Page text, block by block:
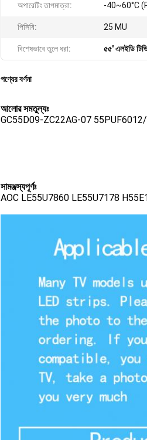
অপারেটিং তাপমাত্রা: -40~60°C
পিসিবি: 25 MU
বিশেষভাবে তুলে ধরা: ৫৫' এলইডি
পণ্যের বর্ণনা
আলোর সমতুল্যঃ
GC55D09-ZC22AG-07
সামঞ্জস্যপূর্ণঃ
AOC LE55U7860 LE55U7178